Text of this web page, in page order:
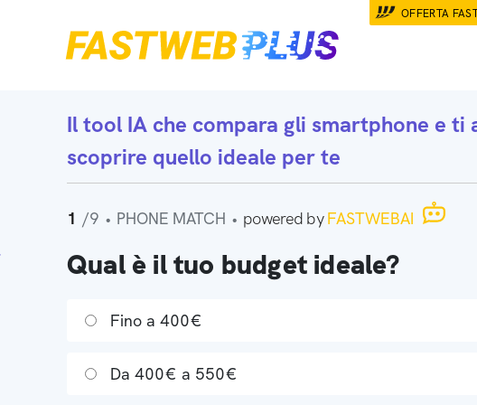
OFFERTA
Il tool IA che compara gli smartphone e ti
scoprire quello ideale per te
1 /9 • PHONE MATCH • powered byFASTWEBAI
Qual è il tuo budget ideale?
Fino a 400€
Da 400€ a 550€